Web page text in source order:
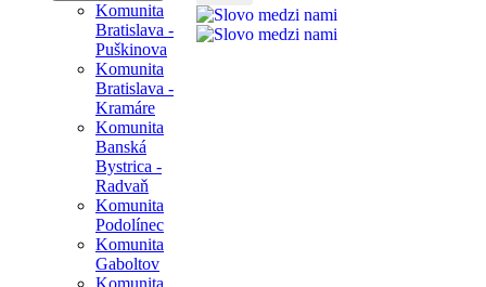
Komunita
Bratislava -
Puškinova
Komunita
Bratislava -
Kramáre
Komunita
Banská
Bystrica -
Radvaň
Komunita
Podolínec
Komunita
Gaboltov
Search
for: